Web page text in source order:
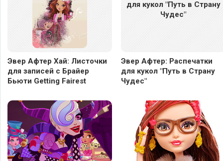
Эвер Афтер Хай: Листочки
для записей с Брайер
Бьюти Getting Fairest
Эвер Афтер: Распечатки
для кукол "Путь в Страну
Чудес"